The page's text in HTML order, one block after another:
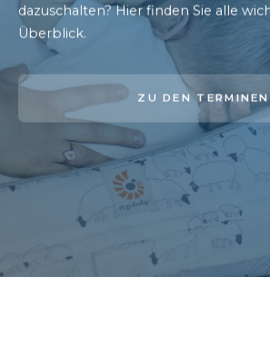
dazuschalten? Hier finden Sie alle
Überblick.
ZU DEN TERMINEN